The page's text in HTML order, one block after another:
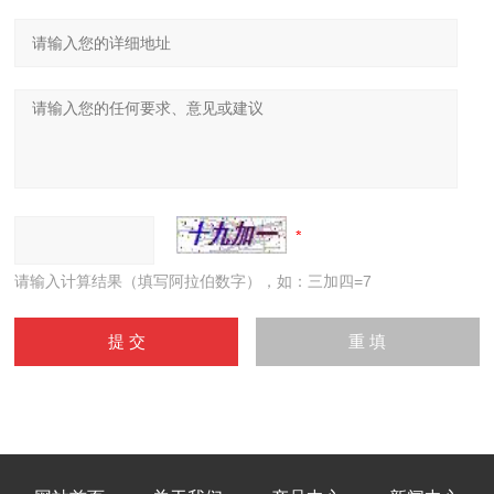
请输入计算结果（填写阿拉伯数字），如：三加四=7